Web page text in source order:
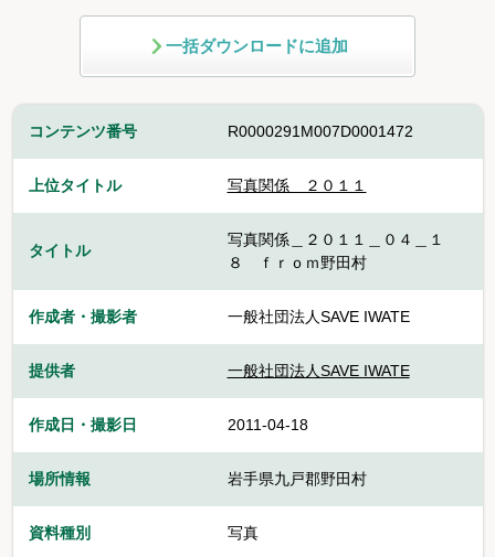
一括ダウンロードに追加
コンテンツ番号 R0000291M007D0001472
上位タイトル 写真関係 ２０１１
タイトル
写真関係＿２０１１＿０４＿１
８ ｆｒｏｍ野田村
作成者・撮影者 一般社団法人SAVE IWATE
提供者 一般社団法人SAVE IWATE
作成日・撮影日 2011-04-18
場所情報 岩手県九戸郡野田村
資料種別 写真